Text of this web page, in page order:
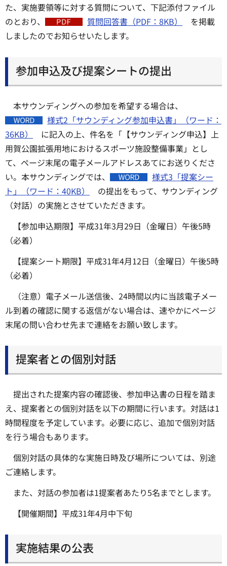
た、実施要領等に対する質問について、下記添付ファイル
のとおり、
質問回答書（PDF：8KB）
を掲載
しましたのでお知らせいたします。
参加申込及び提案シートの提出
本サウンディングへの参加を希望する場合は、
様式2「サウンディング参加申込書」（ワード：
36KB）
に記入の上、件名を「【サウンディング申込】上
用賀公園拡張用地におけるスポーツ施設整備事業」とし
て、ページ末尾の電子メールアドレスあてにお送りくださ
い。本サウンディングでは、
様式3「提案シー
ト」（ワード：40KB）
の提出をもって、サウンディング
（対話）の実施とさせていただきます。
【参加申込期限】平成31年3月29日（金曜日）午後5時
（必着）
【提案シート期限】平成31年4月12日（金曜日）午後5時
（必着）
（注意）電子メール送信後、24時間以内に当該電子メー
ル到着の確認に関する返信がない場合は、速やかにページ
末尾の問い合わせ先まで連絡をお願い致します。
提案者との個別対話
提出された提案内容の確認後、参加申込書の日程を踏ま
え、提案者との個別対話を以下の期間に行います。対話は1
時間程度を予定しています。必要に応じ、追加で個別対話
を行う場合もあります。
個別対話の具体的な実施日時及び場所については、別途
ご連絡します。
また、対話の参加者は1提案者あたり5名までとします。
【開催期間】平成31年4月中下旬
実施結果の公表